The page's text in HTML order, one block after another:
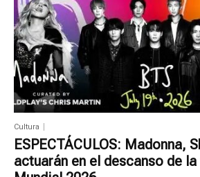
Cultura
ESPECTÁCULOS: Madonna,
actuarán en el descanso de